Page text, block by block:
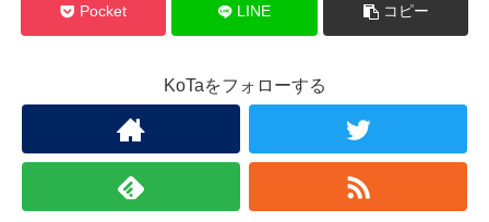
Pocket LINE コピー
KoTaをフォローする